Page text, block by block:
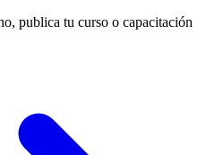
publica tu curso o capacitación